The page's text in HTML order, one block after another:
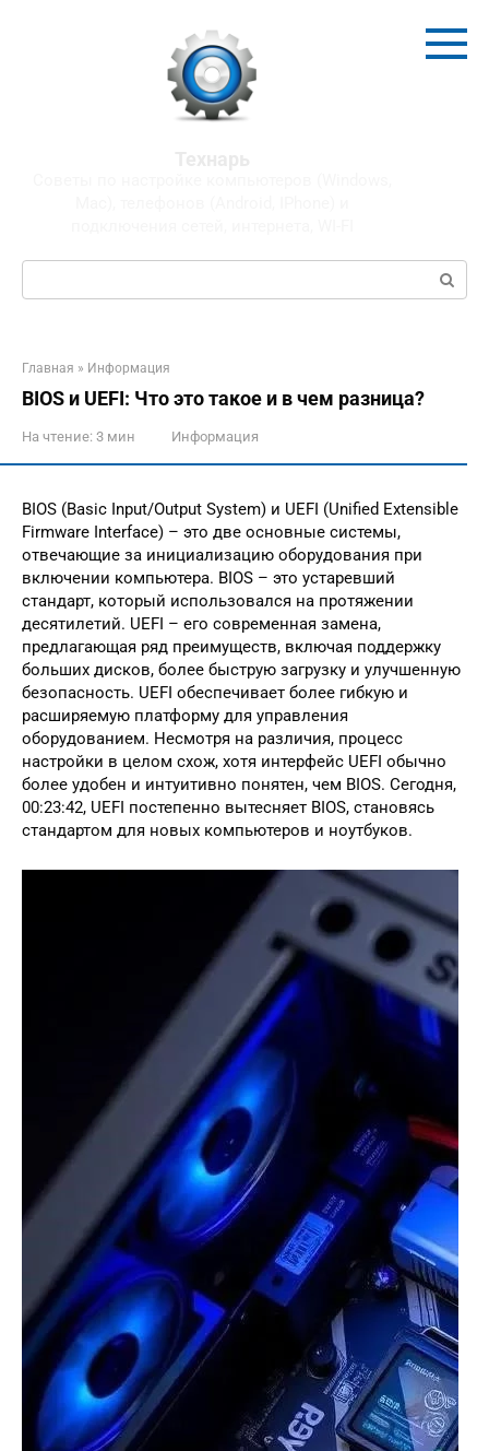
Поиск:
Главная » Информация
BIOS и UEFI: Что это такое и в чем разница?
На чтение: 3 мин Информация
BIOS (Basic Input/Output System) и UEFI (Unified Extensible
Firmware Interface) – это две основные системы,
отвечающие за инициализацию оборудования при
включении компьютера. BIOS – это устаревший
стандарт, который использовался на протяжении
десятилетий. UEFI – его современная замена,
предлагающая ряд преимуществ, включая поддержку
больших дисков, более быструю загрузку и улучшенную
безопасность. UEFI обеспечивает более гибкую и
расширяемую платформу для управления
оборудованием. Несмотря на различия, процесс
настройки в целом схож, хотя интерфейс UEFI обычно
более удобен и интуитивно понятен, чем BIOS. Сегодня,
00:23:42, UEFI постепенно вытесняет BIOS, становясь
стандартом для новых компьютеров и ноутбуков.